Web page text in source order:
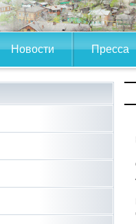
Новости Пресса